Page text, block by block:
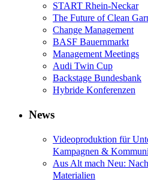
START Rhein-Neckar
The Future of Clean
Change Management
BASF Bauernmarkt
Management Meetings
Audi Twin Cup
Backstage Bundesbank
Hybride Konferenzen
News
Videoproduktion für
Kampagnen &
Aus Alt mach Neu:
Materialien